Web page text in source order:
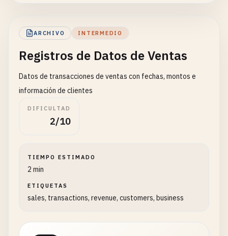
ARCHIVO INTERMEDIO
Registros de Datos de Ventas
Datos de transacciones de ventas con fechas, montos e
información de clientes
DIFICULTAD
2/10
TIEMPO ESTIMADO
2 min
ETIQUETAS
sales, transactions, revenue, customers, business